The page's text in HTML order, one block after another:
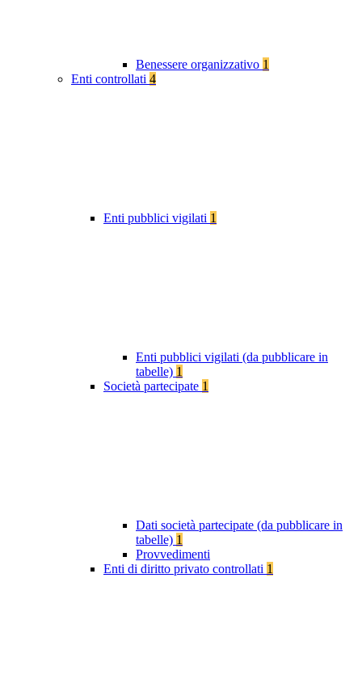
Benessere organizzativo 1
Enti controllati 4
Enti pubblici vigilati 1
Enti pubblici vigilati (da pubblicare in
tabelle) 1
Società partecipate 1
Dati società partecipate (da pubblicare in
tabelle) 1
Provvedimenti
Enti di diritto privato controllati 1